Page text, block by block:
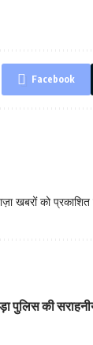
Facebook
खबरों को प्रकाशित
पुलिस की